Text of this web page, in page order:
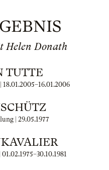
Helen Donath
TUTTE
18.01.2005–16.01.2006
| 29.05.1977
01.02.1975–30.10.1981